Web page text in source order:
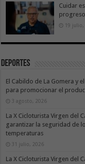
Cuidar
19
Deportes
El Cabildo de La Gomera y
para promocionar el
3 agosto, 2026
La X Cicloturista Virgen del
garantizar la seguridad de
temperaturas
31 julio, 2026
La X Cicloturista Virgen del